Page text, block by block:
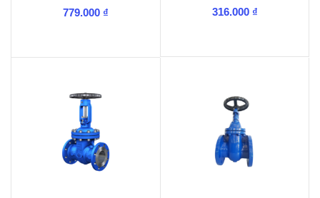
779.000 ₫ 316.000 ₫